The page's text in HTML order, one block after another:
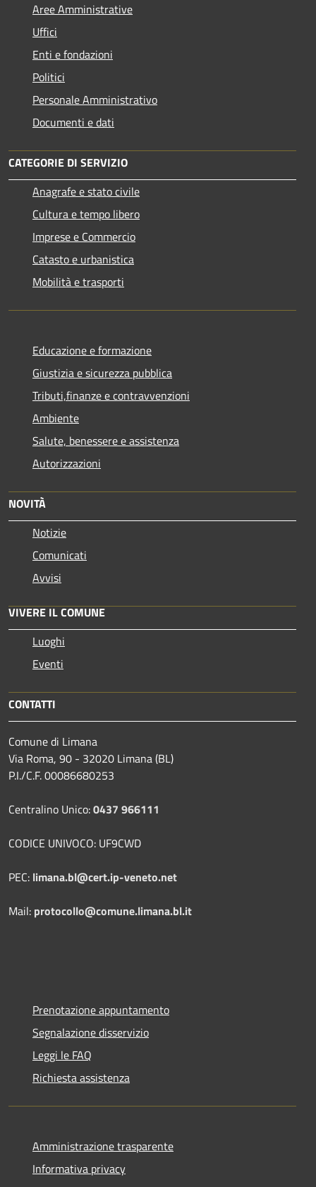
Aree Amministrative
Uffici
Enti e fondazioni
Politici
Personale Amministrativo
Documenti e dati
CATEGORIE DI SERVIZIO
Anagrafe e stato civile
Cultura e tempo libero
Imprese e Commercio
Catasto e urbanistica
Mobilità e trasporti
Educazione e formazione
Giustizia e sicurezza pubblica
Tributi,finanze e contravvenzioni
Ambiente
Salute, benessere e assistenza
Autorizzazioni
NOVITÀ
Notizie
Comunicati
Avvisi
VIVERE IL COMUNE
Luoghi
Eventi
CONTATTI
Comune di Limana
Via Roma, 90 - 32020 Limana (BL)
P.I./C.F. 00086680253
Centralino Unico:0437 966111
CODICE UNIVOCO: UF9CWD
PEC: limana.bl@cert.ip-veneto.net
Mail: protocollo@comune.limana.bl.it
Prenotazione appuntamento
Segnalazione disservizio
Leggi le FAQ
Richiesta assistenza
Amministrazione trasparente
Informativa privacy